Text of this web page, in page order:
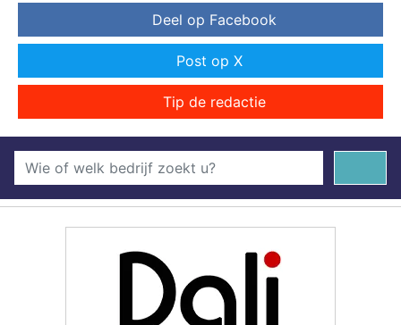
Deel op Facebook
Post op X
Tip de redactie